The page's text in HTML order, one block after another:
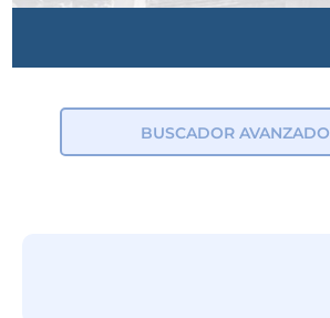
BUSCADOR AVANZADO